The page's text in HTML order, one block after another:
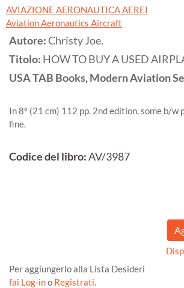
AVIAZIONE AERONAUTICA AEREI
Aviation Aeronautics Aircraft
Autore:Christy Joe.
Titolo: HOW TO BUY A USED
USATAB Books, Modern Aviation
In 8º (21 cm) 112 pp. 2nd edition, some b/w
fine.
Codice del libro:AV/3987
Per aggiungerlo alla Lista Desideri
fai Log-ino Registrati.